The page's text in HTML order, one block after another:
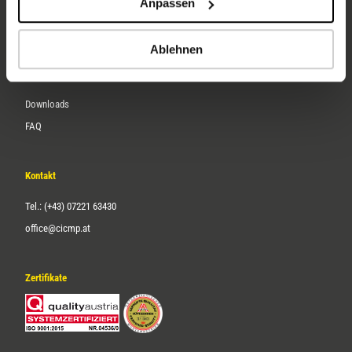
Anpassen
Ablehnen
Karriere
Downloads
FAQ
Kontakt
Tel.: (+43) 07221 63430
office@cicmp.at
Zertifikate